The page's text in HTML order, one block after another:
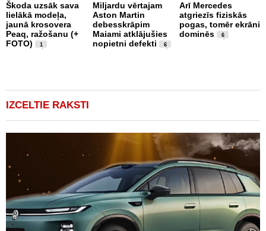
Škoda uzsāk sava
lielākā modeļa,
jaunā krosovera
Peaq, ražošanu (+
FOTO)
1
Miljardu vērtajam
Aston Martin
debesskrāpim
Maiami atklājušies
nopietni defekti
6
Arī Mercedes
atgriezīs fiziskās
pogas, tomēr ekrāni
dominēs
6
IZCELTIE RAKSTI